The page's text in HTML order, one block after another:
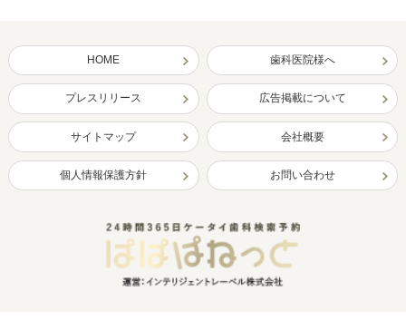
HOME 歯科医院様へ
プレスリリース 広告掲載について
サイトマップ 会社概要
個人情報保護方針 お問い合わせ